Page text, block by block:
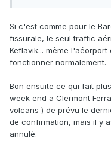
Si c'est comme pour le
fissurale, le seul traffic
Keflavik... même l'aéorport
fonctionner normalement.
Bon ensuite ce qui fait
week end a Clermont
volcans ) de prévu le
de confirmation, mais il y
annulé.